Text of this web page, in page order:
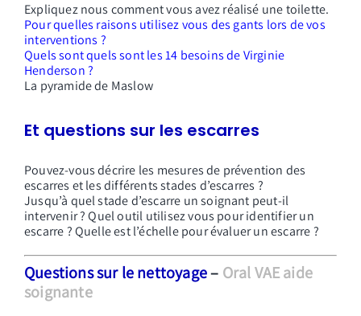
Expliquez nous comment vous avez réalisé une toilette.
Pour quelles raisons utilisez vous des gants lors de vos
interventions ?
Quels sont quels sont les 14 besoins de Virginie
Henderson ?
La pyramide de Maslow
Et questions sur les escarres
Pouvez-vous décrire les mesures de prévention des
escarres et les différents stades d’escarres ?
Jusqu’à quel stade d’escarre un soignant peut-il
intervenir ? Quel outil utilisez vous pour identifier un
escarre ?Quelle est l’échelle pour évaluer un escarre ?
Questions sur le nettoyage– Oral VAE aide
soignante